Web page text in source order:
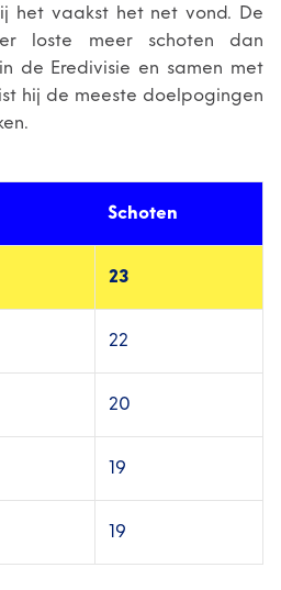
het vaakst het net vond. De
loste meer schoten dan
de Eredivisie en samen met
hij de meeste doelpogingen
Schoten
23
22
20
19
19